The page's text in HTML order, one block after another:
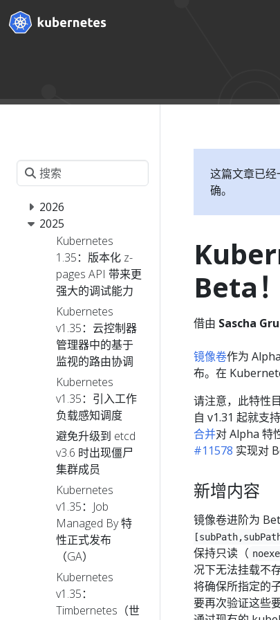
2026
2025
Kubernetes
1.35：版本化 z-
pages API 带来更
强大的调试能力
Kubernetes
v1.35：云控制器
管理器中的基于
监视的路由协调
Kubernetes
v1.35：引入工作
负载感知调度
避免升级到 etcd
v3.6 时出现僵尸
集群成员
Kubernetes
v1.35：Job
Managed By 特
性正式发布
（GA）
Kubernetes
v1.35：
Timbernetes（世
这篇文章已
确。
Beta！
借由 Sascha
镜像卷作为
布。在
请注意，此特性
自 v1.31 起就支
合并对 Alpha 特
#11578 实现对
新增内容
镜像卷进阶为
保持只读（
况下无法挂载不
将确保所指定的
要再次验证这些